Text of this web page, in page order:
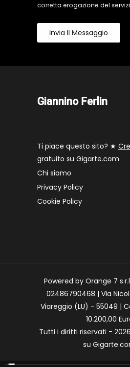
corretta erogazione del
Invia Il Messaggio
Giannino Ferlin
Ti piace questo sito? ★
gratuito su Gigarte.com
Chi siamo
Privacy Policy
Cookie Policy
Powered by Orange 7
02486790468 | Via
Viareggio (LU) - 55049 |
10.200,00
Tutti i diritti riservati -
su